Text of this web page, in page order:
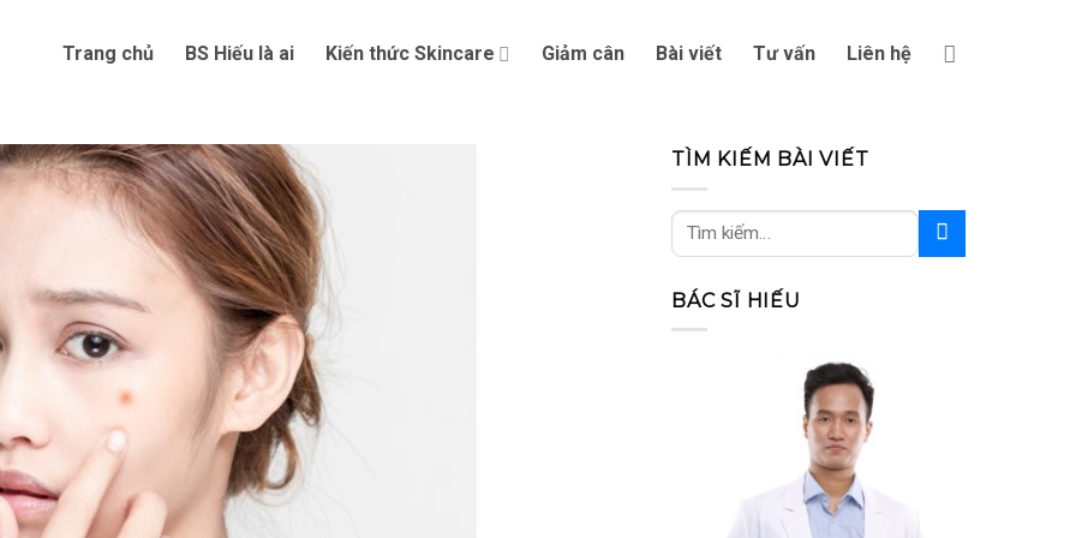
Trang chủ BS Hiếu là ai Kiến thức Skincare Giảm cân Bài viết Tư vấn Liên hệ
TÌM KIẾM BÀI VIẾT
BÁC SĨ HIẾU